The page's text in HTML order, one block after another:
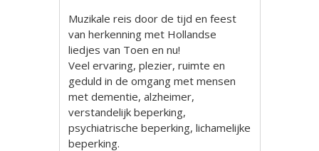
Muzikale reis door de tijd en feest
van herkenning met Hollandse
liedjes van Toen en nu!
Veel ervaring, plezier, ruimte en
geduld in de omgang met mensen
met dementie, alzheimer,
verstandelijk beperking,
psychiatrische beperking, lichamelijke
beperking.